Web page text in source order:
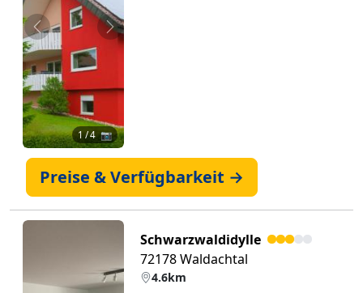
Zurück Weiter
1/ 4 📷
Preise & Verfügbarkeit →
Schwarzwaldidylle
72178 Waldachtal
4.6km